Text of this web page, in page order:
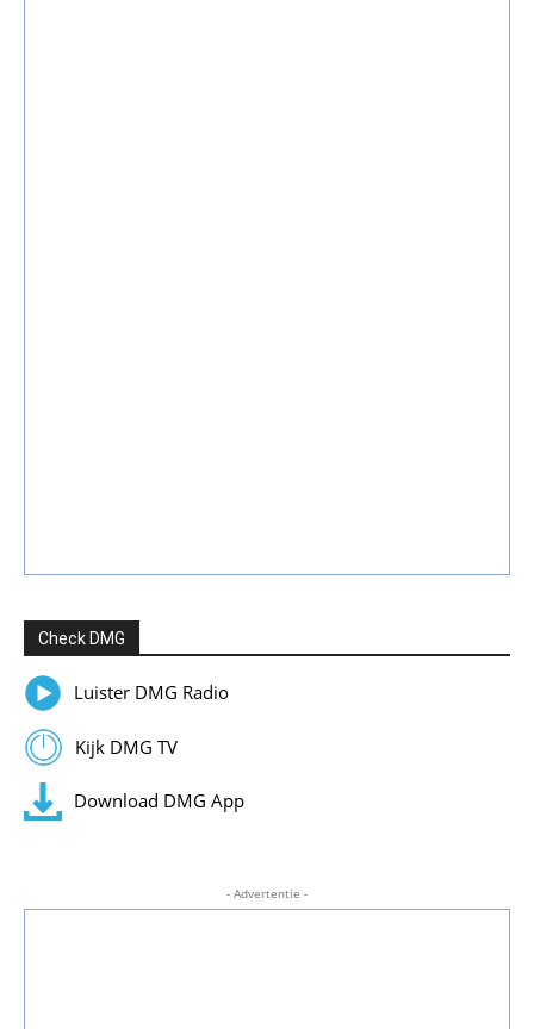
Check DMG
Luister DMG Radio
Kijk DMG TV
Download DMG App
- Advertentie -